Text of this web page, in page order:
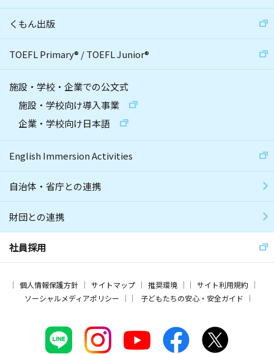
くもん出版
TOEFL Primary® /TOEFL Junior®
施設・学校・企業での公文式
施設・学校向け導入事業
企業・学校向け日本語
English Immersion Activities
自治体・省庁との連携
財団との連携
社員採用
個人情報保護方針 サイトマップ 推奨環境
サイト利用規約
ソーシャルメディアポリシー
子どもたちの安心・安全ガイド